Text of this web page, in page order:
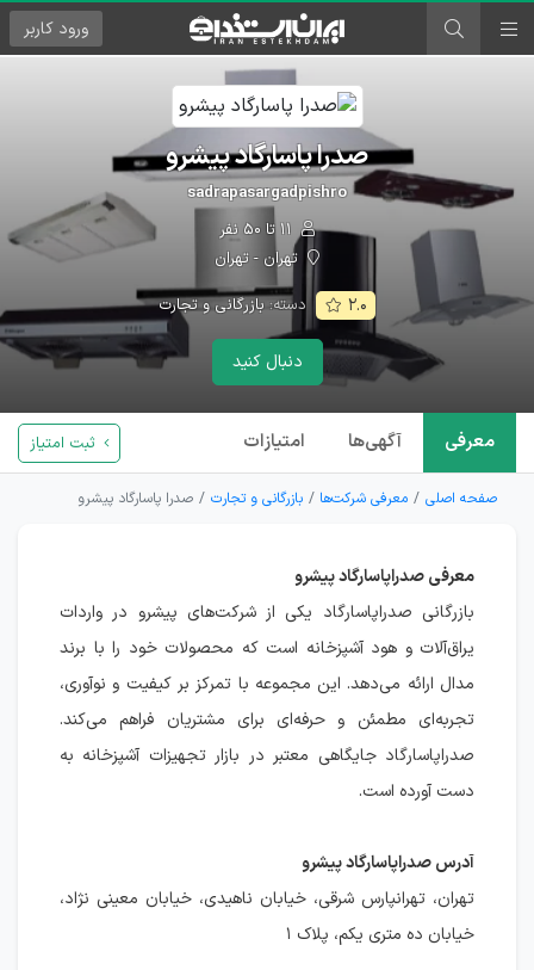
ورود کاربر
صدرا پاسارگاد پیشرو
sadrapasargadpishro
تهران - تهران
۲.۰ دسته:بازرگانی و تجارت
دنبال کنید
معرفی آگهی‌ها امتیازات ثبت امتیاز
صفحه اصلی معرفی شرکت‌ها بازرگانی و تجارت صدرا پاسارگاد پیشرو
معرفی صدراپاسارگاد پیشرو
بازرگانی صدراپاسارگاد یکی از شرکت‌های پیشرو در واردات
یراق‌آلات و هود آشپزخانه است که محصولات خود را با برند
مدال ارائه می‌دهد. این مجموعه با تمرکز بر کیفیت و نوآوری،
تجربه‌ای مطمئن و حرفه‌ای برای مشتریان فراهم می‌کند.
صدراپاسارگاد جایگاهی معتبر در بازار تجهیزات آشپزخانه به
دست آورده است.
آدرس صدراپاسارگاد پیشرو
تهران، تهرانپارس شرقی، خیابان ناهیدی، خیابان معینی نژاد،
خیابان ده متری یکم، پلاک ۱